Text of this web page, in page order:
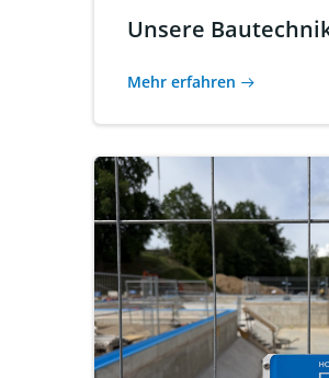
Unsere
Mehr erfahren